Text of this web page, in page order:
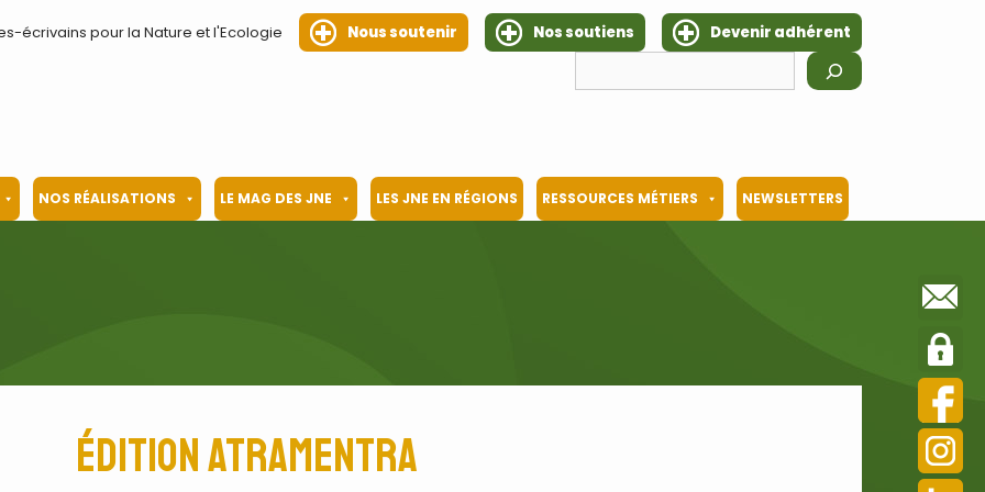
écrivains pour la Nature et l'Ecologie Nous soutenir Nos soutiens
Devenir adhérent
NOS RÉALISATIONS LE MAG DES JNE LES JNE EN RÉGIONS RESSOURCES MÉTIERS NEWSLETTERS
Édition Atramentra